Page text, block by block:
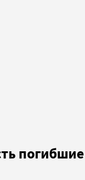
погибшие